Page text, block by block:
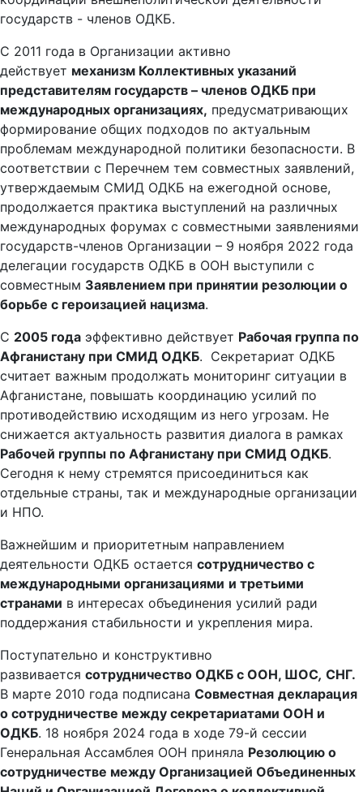
государств - членов ОДКБ.
С 2011 года в Организации активно
действует механизм Коллективных указаний
представителям государств – членов ОДКБ при
международных организациях, предусматривающих
формирование общих подходов по актуальным
проблемам международной политики безопасности. В
соответствии с Перечнем тем совместных заявлений,
утверждаемым СМИД ОДКБ на ежегодной основе,
продолжается практика выступлений на различных
международных форумах с совместными заявлениями
государств-членов Организации – 9 ноября 2022 года
делегации государств ОДКБ в ООН выступили с
совместным Заявлением при принятии резолюции о
борьбе с героизацией нацизма.
С 2005 года эффективно действует Рабочая группа по
Афганистану при СМИД ОДКБ. Секретариат ОДКБ
считает важным продолжать мониторинг ситуации в
Афганистане, повышать координацию усилий по
противодействию исходящим из него угрозам. Не
снижается актуальность развития диалога в рамках
Рабочей группы по Афганистану при СМИД ОДКБ.
Сегодня к нему стремятся присоединиться как
отдельные страны, так и международные организации
и НПО.
Важнейшим и приоритетным направлением
деятельности ОДКБ остается сотрудничество с
международными организациями и третьими
странами в интересах объединения усилий ради
поддержания стабильности и укрепления мира.
Поступательно и конструктивно
развивается сотрудничество ОДКБ с ООН, ШОС, СНГ.
В марте 2010 года подписана Совместная декларация
о сотрудничестве между секретариатами ООН и
ОДКБ. 18 ноября 2024 года в ходе 79-й сессии
Генеральная Ассамблея ООН приняла Резолюцию о
сотрудничестве между Организацией Объединенных